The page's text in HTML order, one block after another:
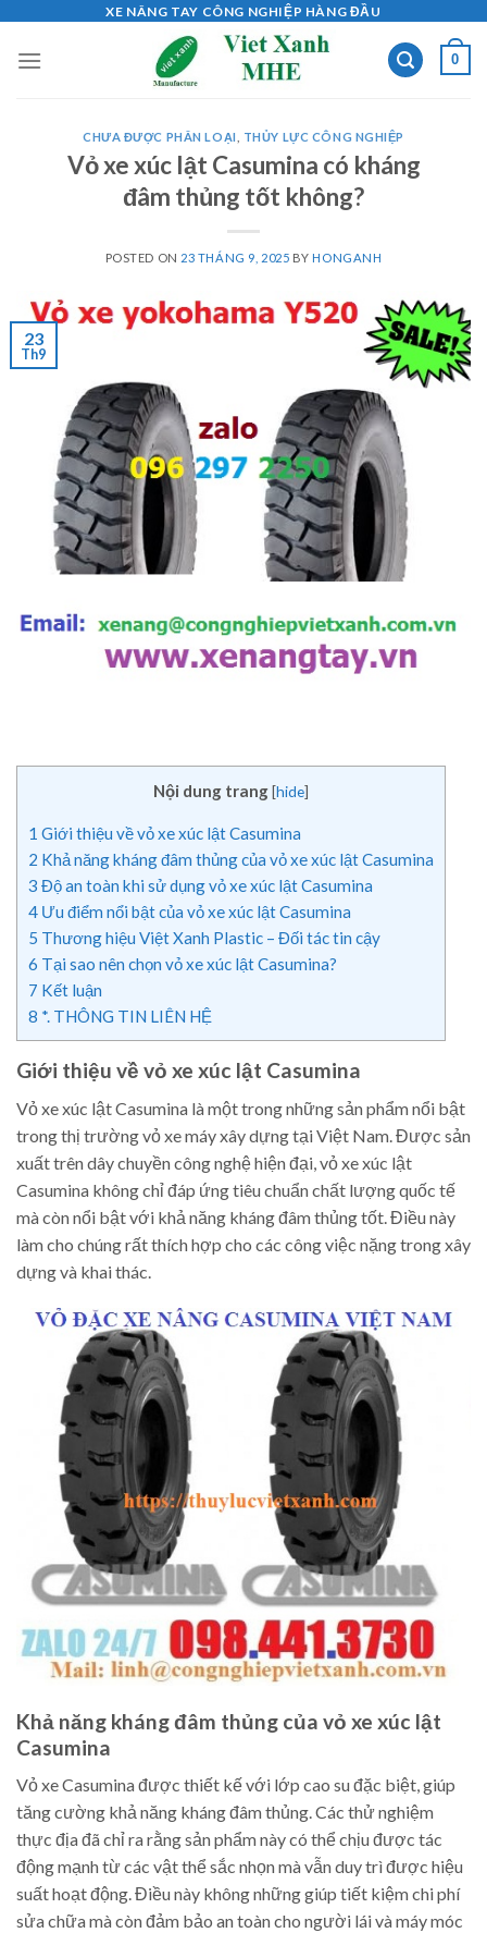
content
XE NÂNG TAY CÔNG NGHIỆP HÀNG ĐẦU
0
CHƯA ĐƯỢC PHÂN LOẠI THỦY LỰC CÔNG NGHIỆP
Vỏ xe xúc lật Casumina có kháng
đâm thủng tốt không?
POSTED ON 23 THÁNG 9, 2025 BYHONGANH
23
Th9
Nội dung trang[hide]
1 Giới thiệu về vỏ xe xúc lật Casumina
2 Khả năng kháng đâm thủng của vỏ xe xúc lật Casumina
3 Độ an toàn khi sử dụng vỏ xe xúc lật Casumina
4 Ưu điểm nổi bật của vỏ xe xúc lật Casumina
5 Thương hiệu Việt Xanh Plastic – Đối tác tin cậy
6 Tại sao nên chọn vỏ xe xúc lật Casumina?
7 Kết luận
8 *. THÔNG TIN LIÊN HỆ
Giới thiệu về vỏ xe xúc lật Casumina
Vỏ xe xúc lật Casumina là một trong những sản phẩm nổi bật
trong thị trường vỏ xe máy xây dựng tại Việt Nam. Được sản
xuất trên dây chuyền công nghệ hiện đại, vỏ xe xúc lật
Casumina không chỉ đáp ứng tiêu chuẩn chất lượng quốc tế
mà còn nổi bật với khả năng kháng đâm thủng tốt. Điều này
làm cho chúng rất thích hợp cho các công việc nặng trong xây
dựng và khai thác.
Khả năng kháng đâm thủng của vỏ xe xúc lật
Casumina
Vỏ xe Casumina được thiết kế với lớp cao su đặc biệt, giúp
tăng cường khả năng kháng đâm thủng. Các thử nghiệm
thực địa đã chỉ ra rằng sản phẩm này có thể chịu được tác
động mạnh từ các vật thể sắc nhọn mà vẫn duy trì được hiệu
suất hoạt động. Điều này không những giúp tiết kiệm chi phí
sửa chữa mà còn đảm bảo an toàn cho người lái và máy móc